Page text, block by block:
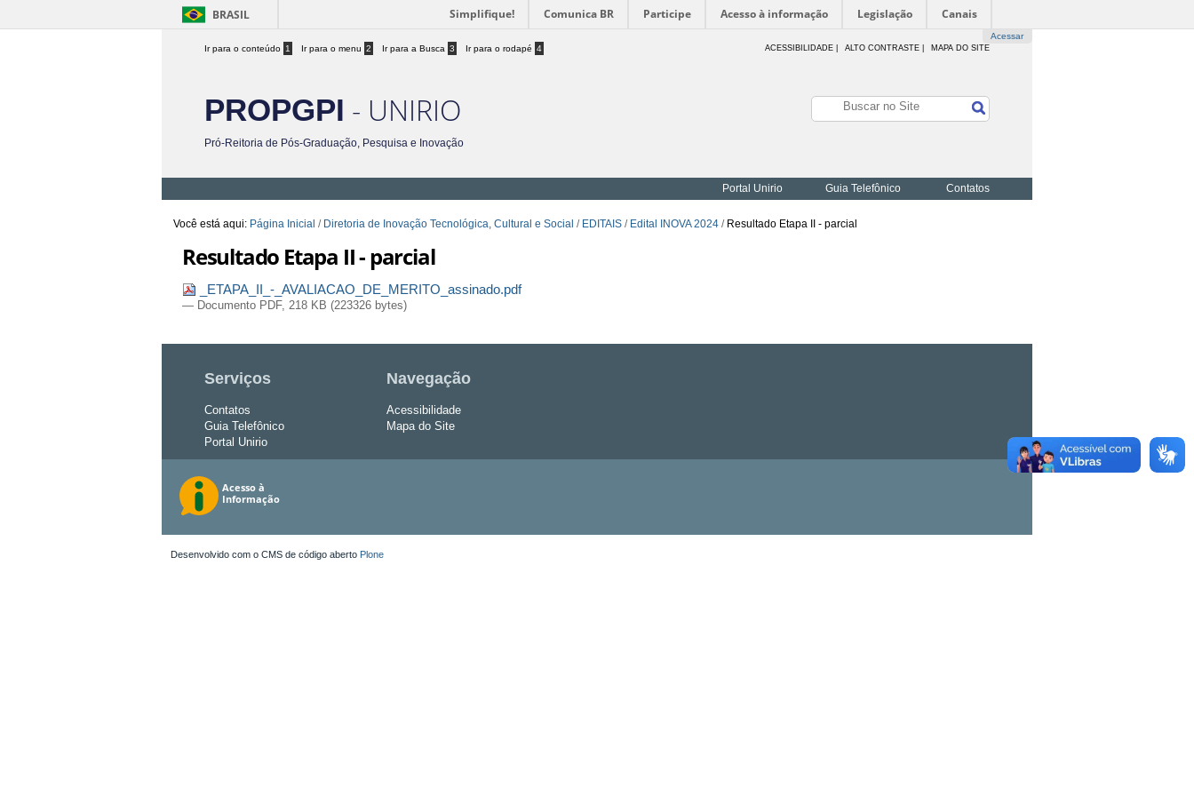
BRASIL Simplifique! Comunica BR Participe Acesso à informação Legislação Canais
Acessar
Ir para o conteúdo 1 Ir para o menu 2 Ir para a Busca 3 Ir para o rodapé 4 ACESSIBILIDADE ALTO CONTRASTE | MAPA DO SITE
PROPGPI - UNIRIO
Pró-Reitoria de Pós-Graduação, Pesquisa e Inovação
Portal Unirio Guia Telefônico Contatos
Você está aqui: Página Inicial / Diretoria de Inovação Tecnológica, Cultural e Social / EDITAIS / Edital INOVA 2024 / Resultado Etapa II - parcial
Resultado Etapa II - parcial
_ETAPA_II_-_AVALIACAO_DE_MERITO_assinado.pdf
— Documento PDF, 218 KB (223326 bytes)
Serviços
Contatos
Guia Telefônico
Portal Unirio
Navegação
Acessibilidade
Mapa do Site
Desenvolvido com o CMS de código aberto Plone